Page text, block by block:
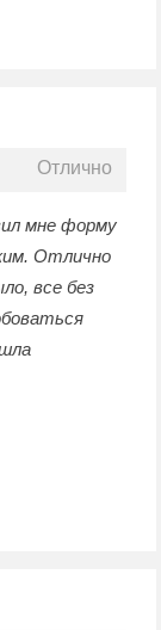
Отлично
мне форму
Отлично
все без